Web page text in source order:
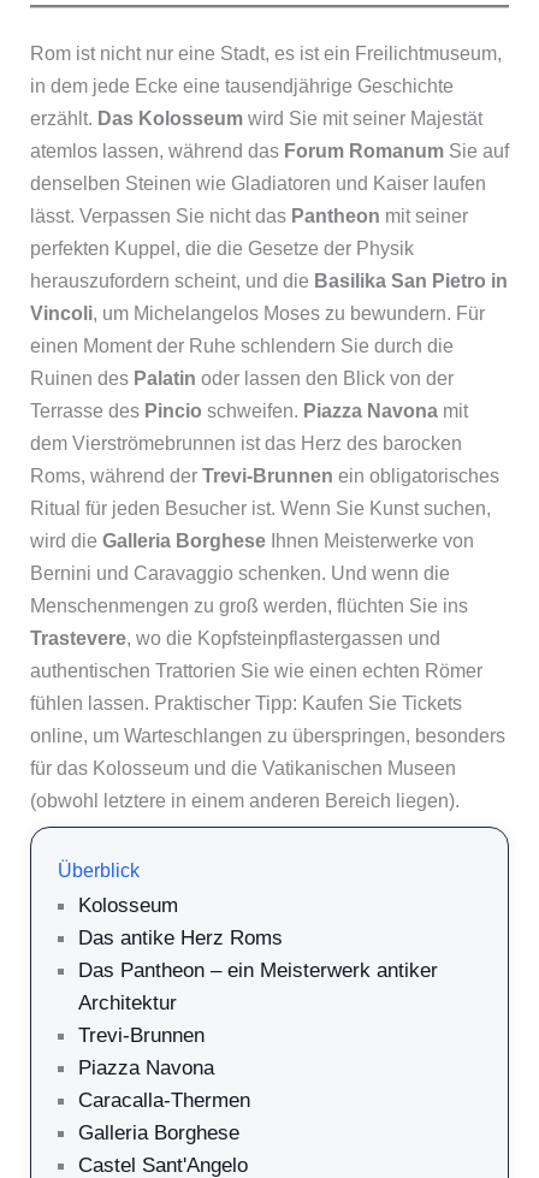
Rom ist nicht nur eine Stadt, es ist ein Freilichtmuseum,
in dem jede Ecke eine tausendjährige Geschichte
erzählt. Das Kolosseumwird Sie mit seiner Majestät
atemlos lassen, während das Forum RomanumSie auf
denselben Steinen wie Gladiatoren und Kaiser laufen
lässt. Verpassen Sie nicht das Pantheon mit seiner
perfekten Kuppel, die die Gesetze der Physik
herauszufordern scheint, und die Basilika San Pietro in
Vincoli, um Michelangelos Moses zu bewundern. Für
einen Moment der Ruhe schlendern Sie durch die
Ruinen des Palatin oder lassen den Blick von der
Terrasse des Pincio schweifen. Piazza Navonamit
dem Vierströmebrunnen ist das Herz des barocken
Roms, während der Trevi-Brunnen ein obligatorisches
Ritual für jeden Besucher ist. Wenn Sie Kunst suchen,
wird die Galleria BorgheseIhnen Meisterwerke von
Bernini und Caravaggio schenken. Und wenn die
Menschenmengen zu groß werden, flüchten Sie ins
Trastevere, wo die Kopfsteinpflastergassen und
authentischen Trattorien Sie wie einen echten Römer
fühlen lassen. Praktischer Tipp: Kaufen Sie Tickets
online, um Warteschlangen zu überspringen, besonders
für das Kolosseum und die Vatikanischen Museen
(obwohl letztere in einem anderen Bereich liegen).
Überblick
Kolosseum
Das antike Herz Roms
Das Pantheon – ein Meisterwerk antiker
Architektur
Trevi-Brunnen
Piazza Navona
Caracalla-Thermen
Galleria Borghese
Castel Sant'Angelo